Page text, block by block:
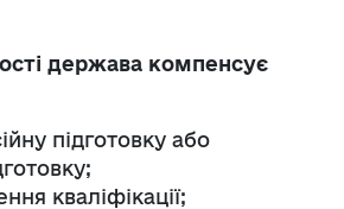
держава компенсує
підготовку або
кваліфікації;